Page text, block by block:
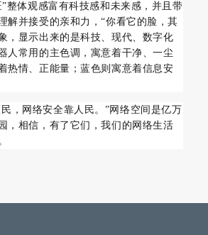
整体观感富有科技感和未来感，并且带
解并接受的亲和力，“你看它的脸，其
，显示出来的是科技、现代、数字化
人常用的主色调，寓意着干净、一尘
热情、正能量；蓝色则寓意着信息安
，网络安全靠人民。”网络空间是亿万
，相信，有了它们，我们的网络生活